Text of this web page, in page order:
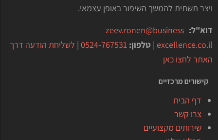
ויצר תשתית להמשך השיפור באופן עצמאי.
דוא"ל: zeev.ronen@business-
excellence.co.il
| טלפון: 0524-767531
| לשליחת הודעה דרך
האתר לחצו כאן
קישורים מרכזיים
דף הבית
צרו קשר
שירותים מקצועיים